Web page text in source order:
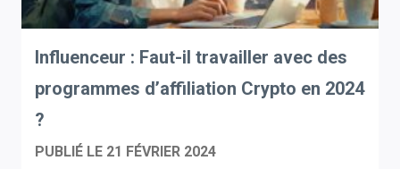
Influenceur : Faut-il travailler avec des
programmes d’affiliation Crypto en 2024
?
PUBLIÉ LE 21 FÉVRIER 2024